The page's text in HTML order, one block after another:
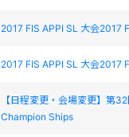
2017 FIS APPI SL 大会2017
2017 FIS APPI SL 大会2017
【日程変更・会場変更】第
Champion Ships